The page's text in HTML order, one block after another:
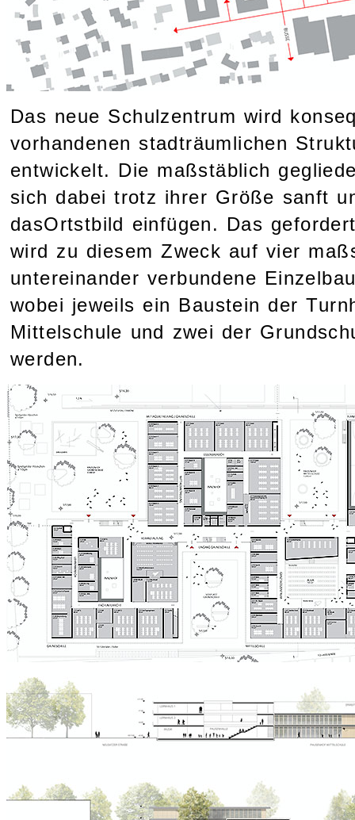
Das neue Schulzentrum wird
vorhandenen stadträumlichen
entwickelt. Die maßstäblich
sich dabei trotz ihrer Größe sanft
dasOrtstbild einfügen. Das
wird zu diesem Zweck auf vier
untereinander verbundene
wobei jeweils ein Baustein der
Mittelschule und zwei der
werden.